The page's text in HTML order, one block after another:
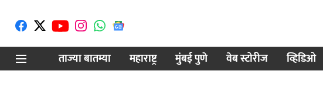
ताज्या बातम्या
महाराष्ट्र मुंबई पुणे वेब स्टोरीज व्हिडिओ